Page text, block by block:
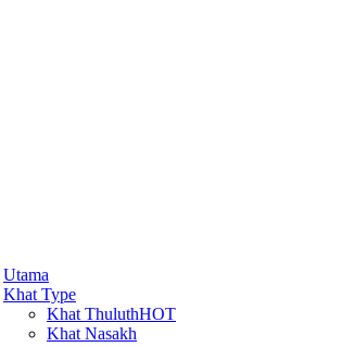
Utama
Khat Type
Khat ThuluthHOT
Khat Nasakh